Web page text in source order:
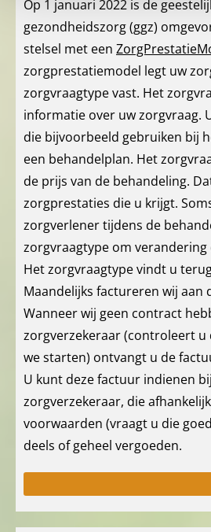
Op 1 januari 2022 is de
gezondheidszorg (ggz)
stelsel met een
zorgprestatiemodel legt uw
zorgvraagtype vast. Het
informatie over uw zorgvraag.
die bijvoorbeeld gebruiken bij
een behandelplan. Het
de prijs van de behandeling.
zorgprestaties die u krijgt.
zorgverlener tijdens de
zorgvraagtype om verandering
Het zorgvraagtype vindt u
Maandelijks factureren wij aan
Wanneer wij geen contract
zorgverzekeraar (controleert
we starten) ontvangt u de
U kunt deze factuur indienen
zorgverzekeraar, die
voorwaarden (vraagt u die
deels of geheel vergoeden.